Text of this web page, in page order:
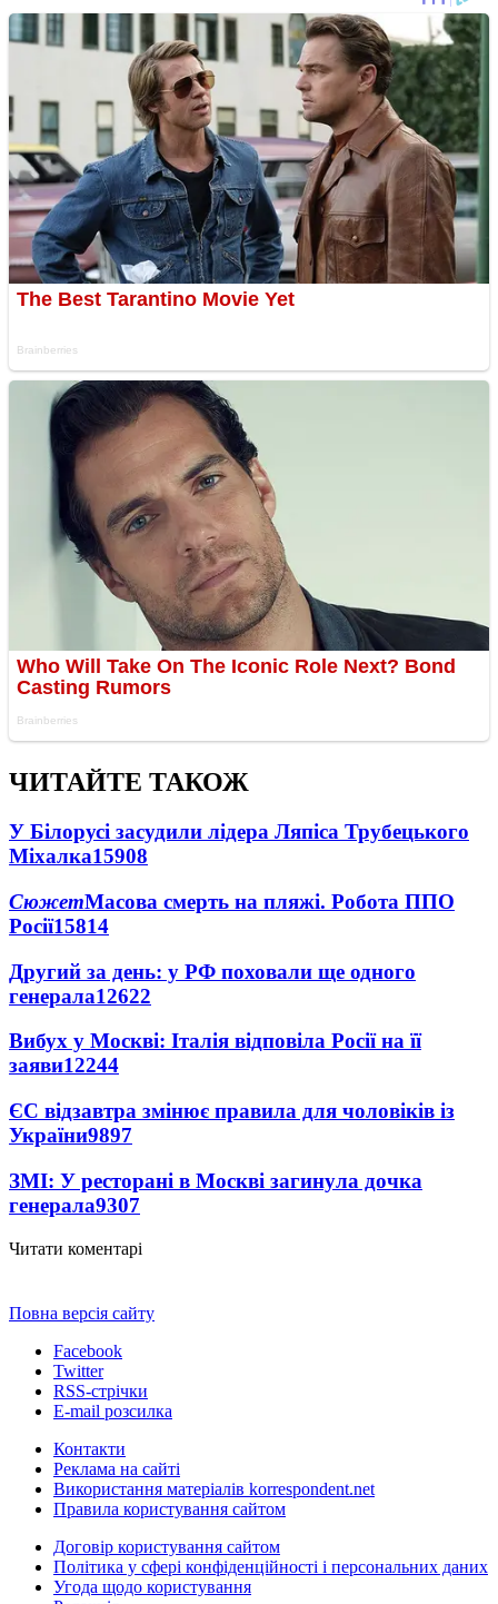
ЧИТАЙТЕ ТАКОЖ
У Білорусі засудили лідера Ляпіса Трубецького
Міхалка15908
СюжетМасова смерть на пляжі. Робота ППО
Росії15814
Другий за день: у РФ поховали ще одного
генерала12622
Вибух у Москві: Італія відповіла Росії на її
заяви12244
ЄС відзавтра змінює правила для чоловіків із
України9897
ЗМІ: У ресторані в Москві загинула дочка
генерала9307
Читати коментарі
Повна версія сайту
Facebook
Twitter
RSS-стрічки
E-mail розсилка
Контакти
Реклама на сайті
Використання матеріалів korrespondent.net
Правила користування сайтом
Договір користування сайтом
Політика у сфері конфіденційності і персональних даних
Угода щодо користування